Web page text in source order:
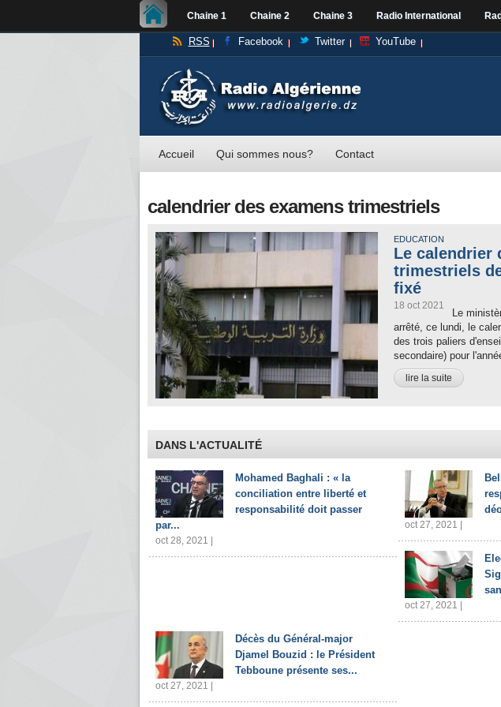
Chaine 1 Chaine 2 Chaine 3 Radio International
RSS Facebook Twitter YouTube
Accueil Qui sommes nous? Contact
calendrier des examens trimestriels
EDUCATION
Le calendrier
trimestriels
fixé
18 oct 2021
Le
arrêté, ce lundi, le
des trois paliers
secondaire) pour
lire la suite
DANS L'ACTUALITÉ
Mohamed Baghali : « la
conciliation entre liberté et
responsabilité doit passer
par...
oct 28, 2021 |
oct 27, 2021 |
oct 27, 2021 |
Décès du Général-major
Djamel Bouzid : le Président
Tebboune présente ses...
oct 27, 2021 |